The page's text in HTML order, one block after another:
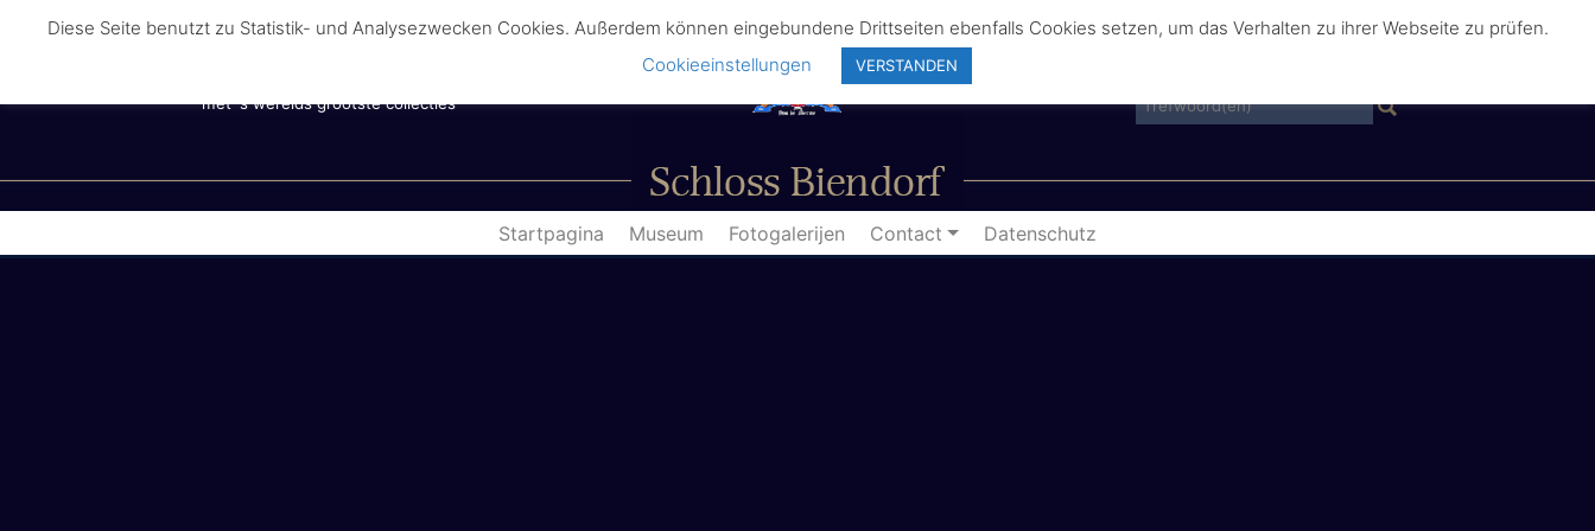
met 's werelds grootste collecties
Startpagina Museum Fotogalerijen Contact Datenschutz
Diese Seite benutzt zu Statistik- und Analysezwecken Cookies. Außerdem können eingebundene Drittseiten ebenfalls Cookies setzen, um das Verhalten zu ihrer Webseite zu prüfen.
Cookieeinstellungen
VERSTANDEN